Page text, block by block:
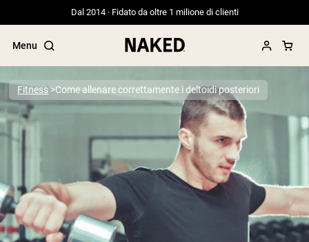
Dal 2014 · Fidato da oltre 1 milione di clienti
Menu
Termini di ricerca popolari
”Overnight Oats“
”Vegan protein“
”Collagen“
”Micellar Casein“
Fitness Come allenare correttamente i deltoidi posteriori